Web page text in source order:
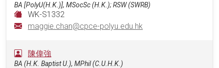
BA [PolyU(H.K.)], MSocSc (H.K.); RSW (SWRB)
WK-S1332
maggie.chan@cpce-polyu.edu.hk
陳偉強
BA (H.K. Baptist U.), MPhil (C.U.H.K.)